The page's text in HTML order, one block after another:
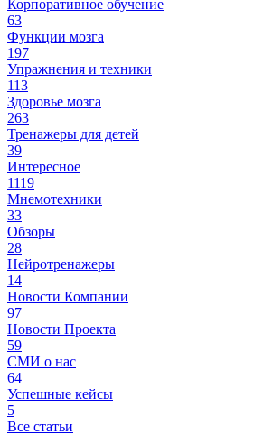
Корпоративное обучение
63
Функции мозга
197
Упражнения и техники
113
Здоровье мозга
263
Тренажеры для детей
39
Интересное
1119
Мнемотехники
33
Обзоры
28
Нейротренажеры
14
Новости Компании
97
Новости Проекта
59
СМИ о нас
64
Успешные кейсы
5
Все статьи